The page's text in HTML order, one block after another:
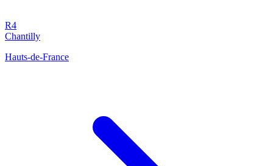
R4
Chantilly
Hauts-de-France